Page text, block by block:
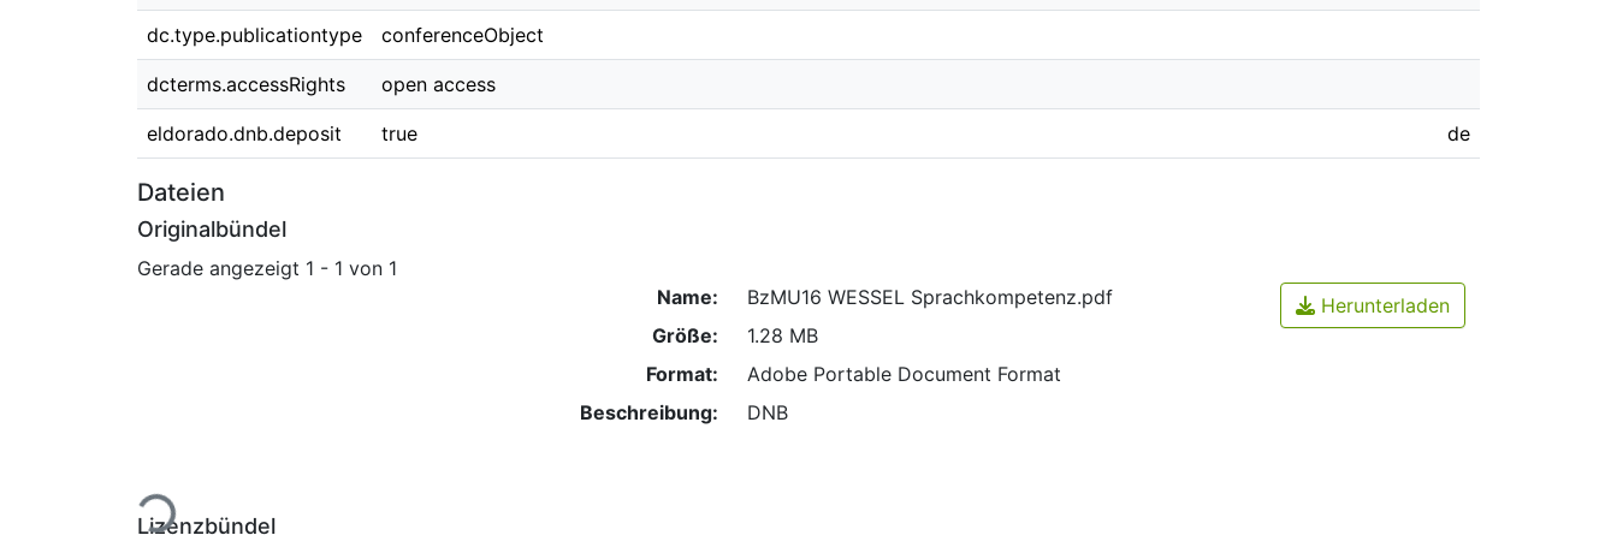
dc.type.publicationtype conferenceObject
dcterms.accessRights open access
eldorado.dnb.deposit true de
Dateien
Originalbündel
Gerade angezeigt 1 - 1 von 1
Lade...
Name:
BzMU16 WESSEL Sprachkompetenz.pdf
Größe:
1.28 MB
Format:
Adobe Portable Document Format
Beschreibung:
DNB
Herunterladen
Lizenzbündel